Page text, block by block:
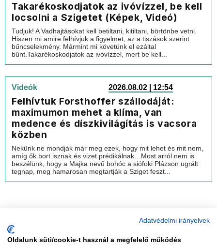
Takarékoskodjatok az ivóvízzel, be kell
locsolni a Szigetet (Képek, Videó)
Tudjuk! A Vadhajtásokat kell betiltani, kitiltani, börtönbe vetni.
Hiszen mi amire felhívjuk a figyelmet, az a tiszások szerint
bűncselekmény. Mármint mi követünk el ezáltal
bűnt.Takarékoskodjatok az ivóvízzel, mert be kell...
Videók 2026.08.02 | 12:54
Felhívtuk Forsthoffer szállodáját:
maximumon mehet a klíma, van
medence és díszkivilágítás is vacsora
közben
Nekünk ne mondják már meg ezek, hogy mit lehet és mit nem,
amíg ők bort isznak és vizet prédikálnak…Most arról nem is
beszélünk, hogy a Majka nevű bohóc a siófoki Plázson ugrált
tegnap, meg hamarosan megtartják a Sziget feszt...
Adatvédelmi irányelvek
Oldalunk süti/cookie-t használ a megfelelő működés